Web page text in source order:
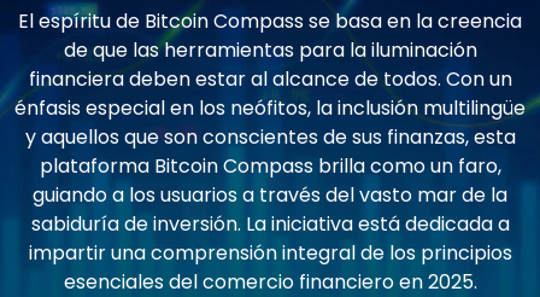
El espíritu de Bitcoin Compass se basa en la creencia
de que las herramientas para la iluminación
financiera deben estar al alcance de todos. Con un
énfasis especial en los neófitos, la inclusión multilingüe
y aquellos que son conscientes de sus finanzas, esta
plataforma Bitcoin Compass brilla como un faro,
guiando a los usuarios a través del vasto mar de la
sabiduría de inversión. La iniciativa está dedicada a
impartir una comprensión integral de los principios
esenciales del comercio financiero en 2025.